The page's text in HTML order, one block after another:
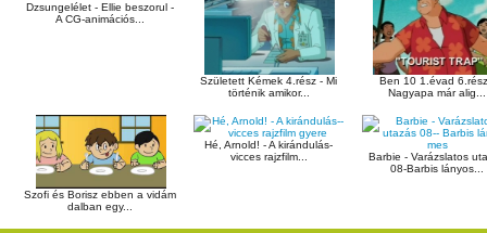
Dzsungelélet - Ellie beszorul -
A CG-animációs...
Született Kémek 4.rész - Mi
történik amikor...
Ben 10 1.évad
Nagyapa már alig...
Szofi és Borisz ebben a vidám
dalban egy...
Hé, Arnold! - A kirándulás-
vicces rajzfilm...
Barbie - Varázslatos
08-Barbis lányos...